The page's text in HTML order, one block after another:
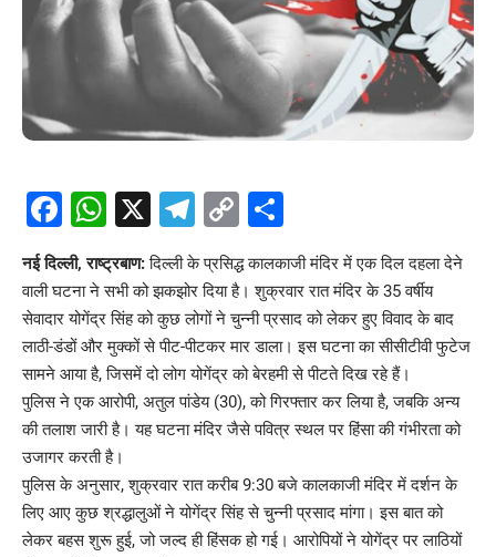
Facebook
WhatsApp
X Telegram
Copy
Link
नई दिल्ली, राष्ट्रबाण:दिल्ली के प्रसिद्ध कालकाजी मंदिर में एक दिल दहला देने
वाली घटना ने सभी को झकझोर दिया है। शुक्रवार रात मंदिर के 35 वर्षीय
सेवादार योगेंद्र सिंह को कुछ लोगों ने चुन्नी प्रसाद को लेकर हुए विवाद के बाद
लाठी-डंडों और मुक्कों से पीट-पीटकर मार डाला। इस घटना का सीसीटीवी फुटेज
सामने आया है, जिसमें दो लोग योगेंद्र को बेरहमी से पीटते दिख रहे हैं।
पुलिस ने एक आरोपी, अतुल पांडेय (30), को गिरफ्तार कर लिया है, जबकि अन्य
की तलाश जारी है। यह घटना मंदिर जैसे पवित्र स्थल पर हिंसा की गंभीरता को
उजागर करती है।
पुलिस के अनुसार, शुक्रवार रात करीब 9:30 बजे कालकाजी मंदिर में दर्शन के
लिए आए कुछ श्रद्धालुओं ने योगेंद्र सिंह से चुन्नी प्रसाद मांगा। इस बात को
लेकर बहस शुरू हुई, जो जल्द ही हिंसक हो गई। आरोपियों ने योगेंद्र पर लाठियों